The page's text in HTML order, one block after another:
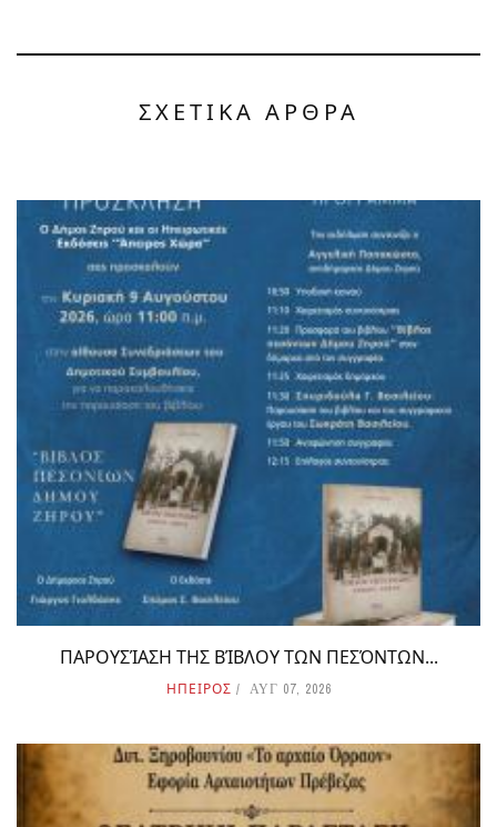
ΣΧΕΤΙΚΑ ΑΡΘΡΑ
ΠΑΡΟΥΣΊΑΣΗ ΤΗΣ ΒΊΒΛΟΥ ΤΩΝ ΠΕΣΌΝΤΩΝ...
ΗΠΕΙΡΟΣ ΑΥΓ 07, 2026